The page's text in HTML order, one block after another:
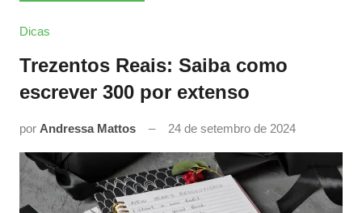
Dicas
Trezentos Reais: Saiba como
escrever 300 por extenso
por Andressa Mattos 24 de setembro de 2024